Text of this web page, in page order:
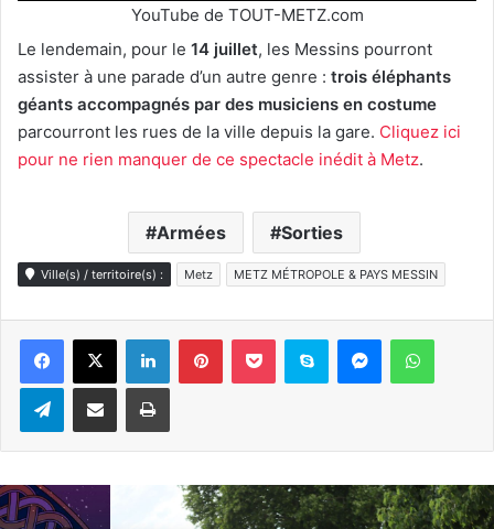
YouTube de TOUT-METZ.com
Le lendemain, pour le 14 juillet, les Messins pourront
assister à une parade d’un autre genre : trois éléphants
géants accompagnés par des musiciens en costume
parcourront les rues de la ville depuis la gare. Cliquez ici
pour ne rien manquer de ce spectacle inédit à Metz.
Armées Sorties
Ville(s) / territoire(s) : Metz METZ MÉTROPOLE & PAYS MESSIN
LinkedinPinterestPocket Skype Messenger
TelegramPartager par e-mail Imprimer